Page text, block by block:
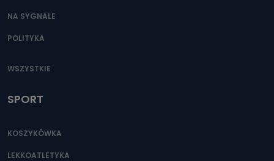
NA SYGNALE
POLITYKA
WSZYSTKIE
SPORT
KOSZYKÓWKA
LEKKOATLETYKA